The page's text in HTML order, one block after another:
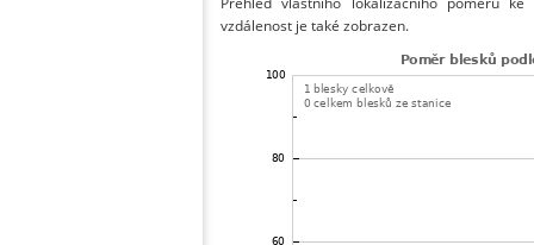
vzdálenost je také zobrazen.